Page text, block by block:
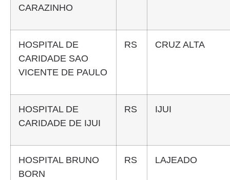
CARAZINHO
HOSPITAL DE
CARIDADE SAO
VICENTE DE PAULO
RS CRUZ ALTA
HOSPITAL DE
CARIDADE DE IJUI
RS IJUI
HOSPITAL BRUNO
BORN
RS LAJEADO